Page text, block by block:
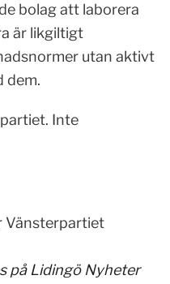
bolag att laborera
är likgiltigt
utan aktivt
dem.
Inte
Vänsterpartiet
på Lidingö Nyheter